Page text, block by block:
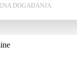
DOGAĐANJA